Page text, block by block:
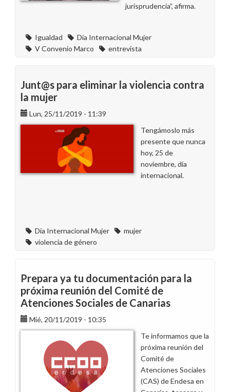
jurisprudencia”, afirma.
Igualdad
Día Internacional Mujer
V Convenio Marco
entrevista
Junt@s para eliminar la violencia contra
la mujer
Lun, 25/11/2019 - 11:39
Tengámoslo más
presente que nunca
hoy, 25 de
noviembre, día
internacional.
Día Internacional Mujer
mujer
violencia de género
Prepara ya tu documentación para la
próxima reunión del Comité de
Atenciones Sociales de Canarias
Mié, 20/11/2019 - 10:35
Te informamos que la
próxima reunión del
Comité de
Atenciones Sociales
(CAS) de Endesa en